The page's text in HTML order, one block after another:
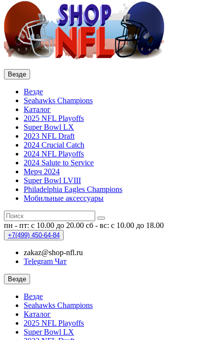
Везде
Везде
Seahawks Champions
Каталог
2025 NFL Playoffs
Super Bowl LX
2023 NFL Draft
2024 Crucial Catch
2024 NFL Playoffs
2024 Salute to Service
Мерч 2024
Super Bowl LVIII
Philadelphia Eagles Champions
Мобильные аксессуары
пн - пт: с 10.00 до 20.00 сб - вс: с 10.00 до 18.00
+7(499) 450-64-84
zakaz@shop-nfl.ru
Telegram Чат
Везде
Везде
Seahawks Champions
Каталог
2025 NFL Playoffs
Super Bowl LX